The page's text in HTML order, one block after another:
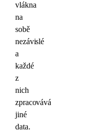
vlákna
na
sobě
nezávislé
a
každé
z
nich
zpracovává
jiné
data.